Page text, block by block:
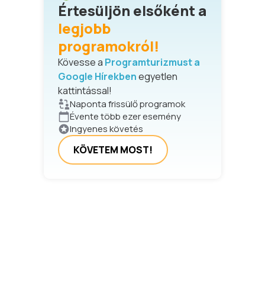
Értesüljön elsőként a
legjobb
programokról!
Kövesse a Programturizmust a
Google Hírekbenegyetlen
kattintással!
Naponta frissülő programok
Évente több ezer esemény
Ingyenes követés
KÖVETEM MOST!